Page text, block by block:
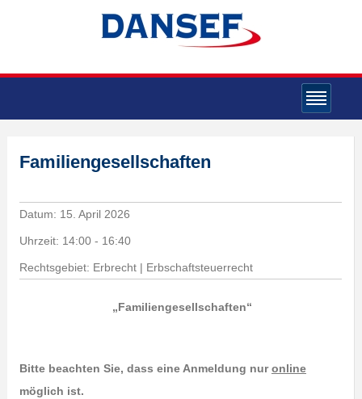
Familiengesellschaften
Datum: 15. April 2026
Uhrzeit: 14:00 - 16:40
Rechtsgebiet: Erbrecht | Erbschaftsteuerrecht
„Familiengesellschaften“
Bitte beachten Sie, dass eine Anmeldung nuronline
möglich ist.